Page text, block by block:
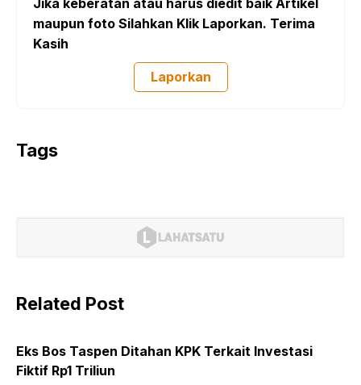
Jika keberatan atau harus diedit baik Artikel
maupun foto Silahkan Klik Laporkan. Terima
Kasih
Laporkan
Tags
Related Post
Eks Bos Taspen Ditahan KPK Terkait Investasi
Fiktif Rp1 Triliun